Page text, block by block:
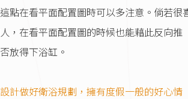
點在看平面配置圖時可以多注意。倘若很
，在看平面配置圖的時候也能藉此反向推
放得下浴缸。
計做好衛浴規劃，擁有度假一般的好心情